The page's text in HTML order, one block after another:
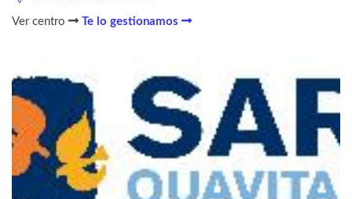
Ver centro Te lo gestionamos